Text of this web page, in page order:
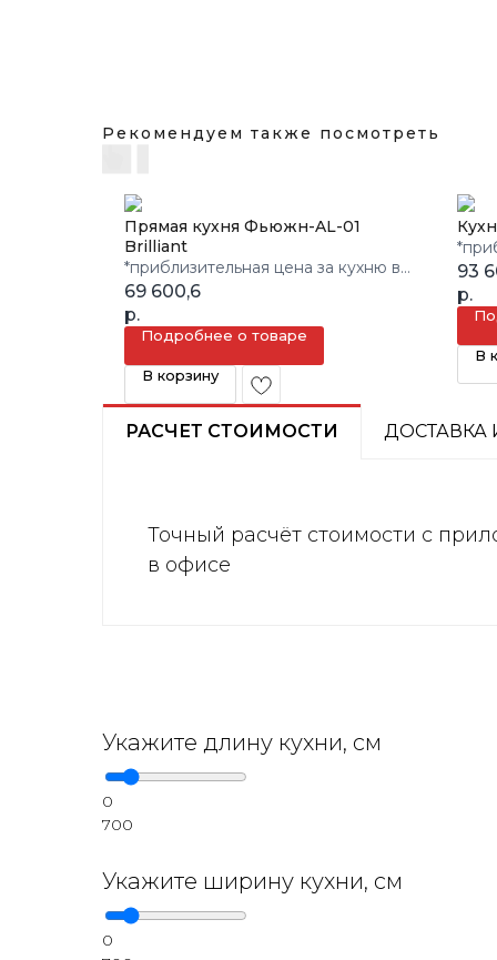
Рекомендуем также посмотреть
Прямая кухня Фьюжн-AL-01
Brilliant
*приблизительная цена за кухню в
3 кв.м.
69 600,6
р.
Подробнее о товаре
В корзину
3
93
р.
В
РАСЧЕТ СТОИМОСТИ ДОСТАВКА
Точный расчёт стоимости с
в офисе
Укажите длину кухни, см
0
700
Укажите ширину кухни, см
0